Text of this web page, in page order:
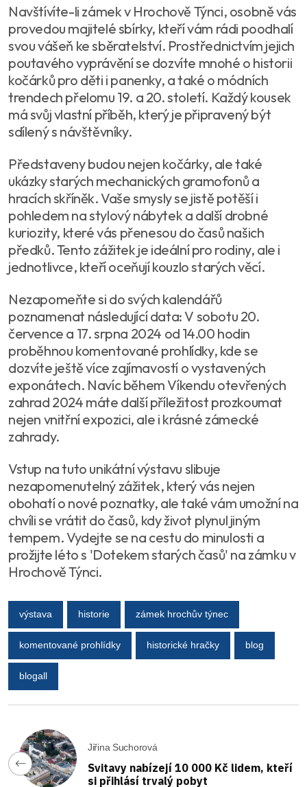
Navštívíte-li zámek v Hrochově Týnci, osobně vás
provedou majitelé sbírky, kteří vám rádi poodhalí
svou vášeň ke sběratelství. Prostřednictvím jejich
poutavého vyprávění se dozvíte mnohé o historii
kočárků pro děti i panenky, a také o módních
trendech přelomu 19. a 20. století. Každý kousek
má svůj vlastní příběh, který je připravený být
sdílený s návštěvníky.
Představeny budou nejen kočárky, ale také
ukázky starých mechanických gramofonů a
hracích skříněk. Vaše smysly se jistě potěší i
pohledem na stylový nábytek a další drobné
kuriozity, které vás přenesou do časů našich
předků. Tento zážitek je ideální pro rodiny, ale i
jednotlivce, kteří oceňují kouzlo starých věcí.
Nezapomeňte si do svých kalendářů
poznamenat následující data: V sobotu 20.
července a 17. srpna 2024 od 14.00 hodin
proběhnou komentované prohlídky, kde se
dozvíte ještě více zajímavostí o vystavených
exponátech. Navíc během Víkendu otevřených
zahrad 2024 máte další příležitost prozkoumat
nejen vnitřní expozici, ale i krásné zámecké
zahrady.
Vstup na tuto unikátní výstavu slibuje
nezapomenutelný zážitek, který vás nejen
obohatí o nové poznatky, ale také vám umožní na
chvíli se vrátit do časů, kdy život plynul jiným
tempem. Vydejte se na cestu do minulosti a
prožijte léto s 'Dotekem starých časů' na zámku v
Hrochově Týnci.
výstava historie zámek hrochův týnec
komentované prohlídky historické hračky blog
blogall
Jiřina Suchorová
Svitavy nabízejí 10 000 Kč lidem, kteří
si přihlásí trvalý pobyt